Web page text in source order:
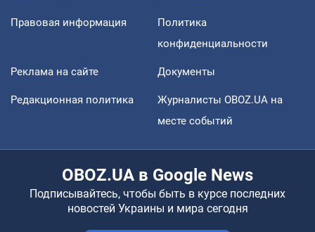
Правовая информация
Политика
конфиденциальности
Реклама на сайте Документы
Редакционная политика
Журналисты OBOZ.UA на
месте событий
OBOZ.UA в Google News
Подписывайтесь, чтобы быть в курсе последних
новостей Украины и мира сегодня